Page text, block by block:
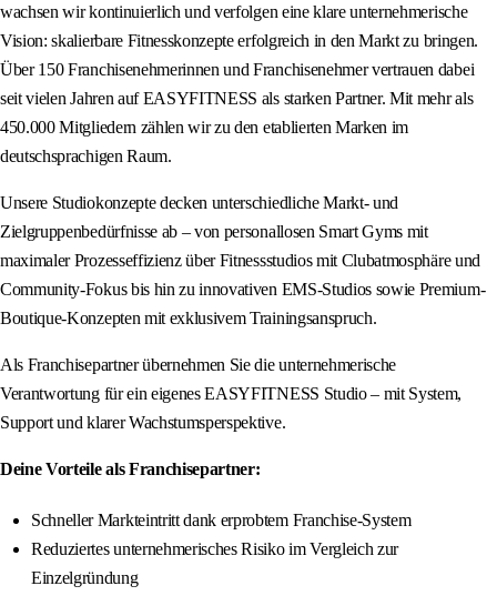
wachsen wir kontinuierlich und verfolgen eine klare unternehmerische
Vision: skalierbare Fitnesskonzepte erfolgreich in den Markt zu bringen.
Über 150 Franchisenehmerinnen und Franchisenehmer vertrauen dabei
seit vielen Jahren auf EASYFITNESS als starken Partner. Mit mehr als
450.000 Mitgliedern zählen wir zu den etablierten Marken im
deutschsprachigen Raum.
Unsere Studiokonzepte decken unterschiedliche Markt- und
Zielgruppenbedürfnisse ab – von personallosen Smart Gyms mit
maximaler Prozesseffizienz über Fitnessstudios mit Clubatmosphäre und
Community-Fokus bis hin zu innovativen EMS-Studios sowie Premium-
Boutique-Konzepten mit exklusivem Trainingsanspruch.
Als Franchisepartner übernehmen Sie die unternehmerische
Verantwortung für ein eigenes EASYFITNESS Studio – mit System,
Support und klarer Wachstumsperspektive.
Deine Vorteile als Franchisepartner:
Schneller Markteintritt dank erprobtem Franchise-System
Reduziertes unternehmerisches Risiko im Vergleich zur
Einzelgründung